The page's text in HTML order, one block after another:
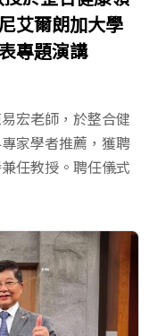
艾爾朗加大學
專題演講
宏老師，於整合健
家學者推薦，獲聘
任教授。聘任儀式